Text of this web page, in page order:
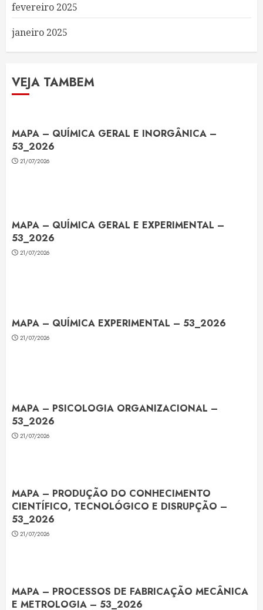
fevereiro 2025
janeiro 2025
VEJA TAMBEM
MAPA – QUÍMICA GERAL E INORGÂNICA –
53_2026
21/07/2026
MAPA – QUÍMICA GERAL E EXPERIMENTAL –
53_2026
21/07/2026
MAPA – QUÍMICA EXPERIMENTAL – 53_2026
21/07/2026
MAPA – PSICOLOGIA ORGANIZACIONAL –
53_2026
21/07/2026
MAPA – PRODUÇÃO DO CONHECIMENTO
CIENTÍFICO, TECNOLÓGICO E DISRUPÇÃO –
53_2026
21/07/2026
MAPA – PROCESSOS DE FABRICAÇÃO MECÂNICA
E METROLOGIA – 53_2026